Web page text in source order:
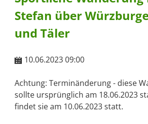
Stefan über
und Täler
10.06.2023 09:00
Achtung: Terminänderung - diese
sollte ursprünglich am 18.06.2023
findet sie am 10.06.2023 statt.